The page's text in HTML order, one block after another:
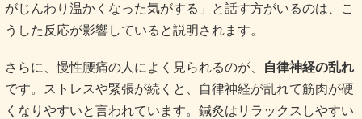
がじんわり温かくなった気がする」と話す方がいるのは、こ
うした反応が影響していると説明されます。
さらに、慢性腰痛の人によく見られるのが、
自律神経の乱れ
です。ストレスや緊張が続くと、自律神経が乱れて筋肉が硬
くなりやすいと言われています。鍼灸はリラックスしやすい